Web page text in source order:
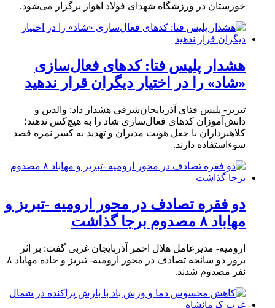
خوزستان در ورزشگاه شهدای فولاد اهواز برگزار می‌شود.
هشدار پلیس فتا: کدهای فعال‌سازی
«شاد» را در اختیار دیگران قرار ندهید
تبریز- پلیس فتای آذربایجان‌شرقی هشدار داد: والدین و
دانش‌آموزان کدهای فعال‌سازی شاد را به هیچ‌کس ندهند؛
کلاهبرداران با جعل هویت مدیران و تهدید به کسر نمره قصد
سوءاستفاده دارند.
دو فقره تصادف در محور ارومیه -تبریز و
مهاباد ۸ مصدوم برجا گذاشت
ارومیه- مدیرعامل هلال احمر آذربایجان غربی گفت: بر اثر
بروز دو سانحه تصادف در محور ارومیه- تبریز و جاده مهاباد ۸
نفر مصدوم شدند.